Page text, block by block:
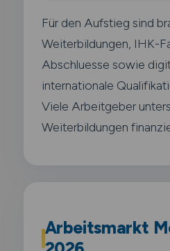
Für den Aufstieg sind
Weiterbildungen, IHK-
Abschluesse sowie
internationale
Viele Arbeitgeber
Weiterbildungen
Arbeitsmarkt